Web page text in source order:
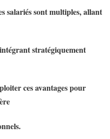
salariés sont multiples, allant
stratégiquement
ces avantages pour